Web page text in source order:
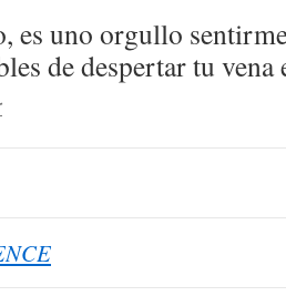
es uno orgullo
de despertar tu